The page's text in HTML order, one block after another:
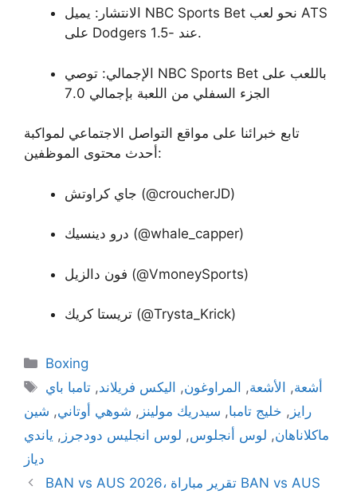
الانتشار: يميل NBC Sports Bet نحو لعب ATS
على Dodgers عند -1.5.
الإجمالي: توصي NBC Sports Bet باللعب على
الجزء السفلي من اللعبة بإجمالي 7.0
تابع خبرائنا على مواقع التواصل الاجتماعي لمواكبة
أحدث محتوى الموظفين:
جاي كراوتش (@croucherJD)
درو دينسيك (@whale_capper)
فون دالزيل (@VmoneySports)
تريستا كريك (@Trysta_Krick)
Categories
Boxing
Tags
أشعة, الأشعة, المراوغون, اليكس فريلاند, تامبا باي
رايز , خليج تامبا, سيدريك مولينز , شوهي أوتاني, شين
ماكلاناهان, لوس أنجلوس, لوس انجليس دودجرز , ياندي
دياز
BAN vs AUS 2026، تقرير مباراة BAN vs AUS